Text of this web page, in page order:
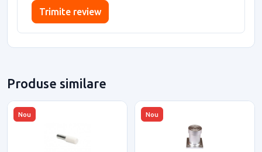
Trimite review
Produse similare
Nou Nou